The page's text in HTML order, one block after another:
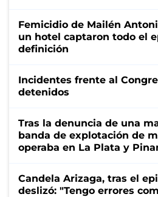
Femicidio de Mailén
un hotel captaron todo el
definición
Incidentes frente al
detenidos
Tras la denuncia de una
banda de explotación de
operaba en La Plata y
Candela Arizaga, tras el
deslizó: "Tengo errores